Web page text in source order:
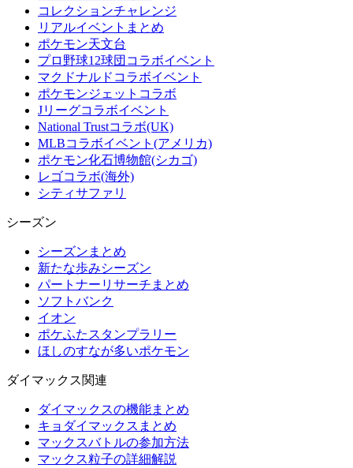
コレクションチャレンジ
リアルイベントまとめ
ポケモン天文台
プロ野球12球団コラボイベント
マクドナルドコラボイベント
ポケモンジェットコラボ
Jリーグコラボイベント
National Trustコラボ(UK)
MLBコラボイベント(アメリカ)
ポケモン化石博物館(シカゴ)
レゴコラボ(海外)
シティサファリ
シーズン
シーズンまとめ
新たな歩みシーズン
パートナーリサーチまとめ
ソフトバンク
イオン
ポケふたスタンプラリー
ほしのすなが多いポケモン
ダイマックス関連
ダイマックスの機能まとめ
キョダイマックスまとめ
マックスバトルの参加方法
マックス粒子の詳細解説